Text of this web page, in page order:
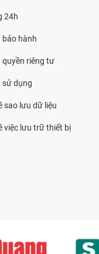
24h
bảo hành
quyền riêng tư
sử dụng
sao lưu dữ liệu
việc lưu trữ thiết bị